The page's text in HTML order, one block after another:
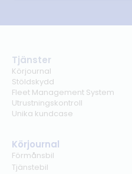
Tjänster
Körjournal
Stöldskydd
Fleet Management System
Utrustningskontroll
Unika kundcase
Körjournal
Förmånsbil
Tjänstebil